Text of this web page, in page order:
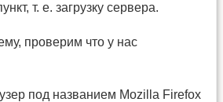
т. е. загрузку сервера.
проверим что у нас
под названием Mozilla Firefox